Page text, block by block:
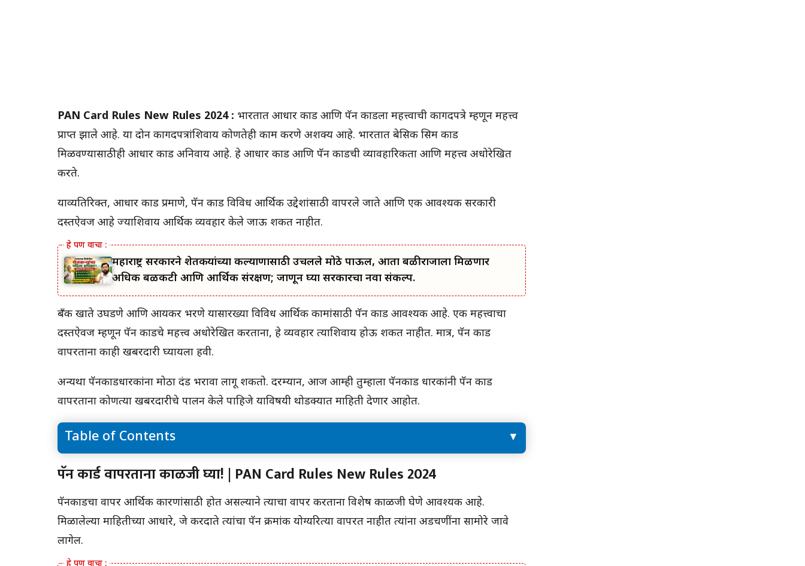
PAN Card Rules New Rules 2024 : भारतात आधार कार्ड आणि पॅन कार्डला महत्त्वाची कागदपत्रे म्हणून महत्त्व
प्राप्त झाले आहे. या दोन कागदपत्रांशिवाय कोणतेही काम करणे अशक्य आहे. भारतात बेसिक सिम कार्ड
मिळवण्यासाठीही आधार कार्ड अनिवार्य आहे. हे आधार कार्ड आणि पॅन कार्डची व्यावहारिकता आणि महत्त्व अधोरेखित
करते.
याव्यतिरिक्त, आधार कार्ड प्रमाणे, पॅन कार्ड विविध आर्थिक उद्देशांसाठी वापरले जाते आणि एक आवश्यक सरकारी
दस्तऐवज आहे ज्याशिवाय आर्थिक व्यवहार केले जाऊ शकत नाहीत.
महाराष्ट्र सरकारने शेतकऱ्यांच्या कल्याणासाठी उचलले मोठे पाऊल, आता बळीराजाला मिळणार
अधिक बळकटी आणि आर्थिक संरक्षण; जाणून घ्या सरकारचा नवा संकल्प.
बँक खाते उघडणे आणि आयकर भरणे यासारख्या विविध आर्थिक कामांसाठी पॅन कार्ड आवश्यक आहे. एक महत्त्वाचा
दस्तऐवज म्हणून पॅन कार्डचे महत्त्व अधोरेखित करताना, हे व्यवहार त्याशिवाय होऊ शकत नाहीत. मात्र, पॅन कार्ड
वापरताना काही खबरदारी घ्यायला हवी.
अन्यथा पॅनकार्डधारकांना मोठा दंड भरावा लागू शकतो. दरम्यान, आज आम्ही तुम्हाला पॅनकार्ड धारकांनी पॅन कार्ड
वापरताना कोणत्या खबरदारीचे पालन केले पाहिजे याविषयी थोडक्यात माहिती देणार आहोत.
Table of Contents
पॅन कार्ड वापरताना काळजी घ्या! | PAN Card Rules
New Rules 2024
पॅन कार्ड सुरक्षितपणे कसे वापरावे?
पॅन कार्ड वापरताना काळजी घ्या! | PAN Card Rules New Rules 2024
पॅनकार्डचा वापर आर्थिक कारणांसाठी होत असल्याने त्याचा वापर करताना विशेष काळजी घेणे आवश्यक आहे.
मिळालेल्या माहितीच्या आधारे, जे करदाते त्यांचा पॅन क्रमांक योग्यरित्या वापरत नाहीत त्यांना अडचणींना सामोरे जावे
लागेल.